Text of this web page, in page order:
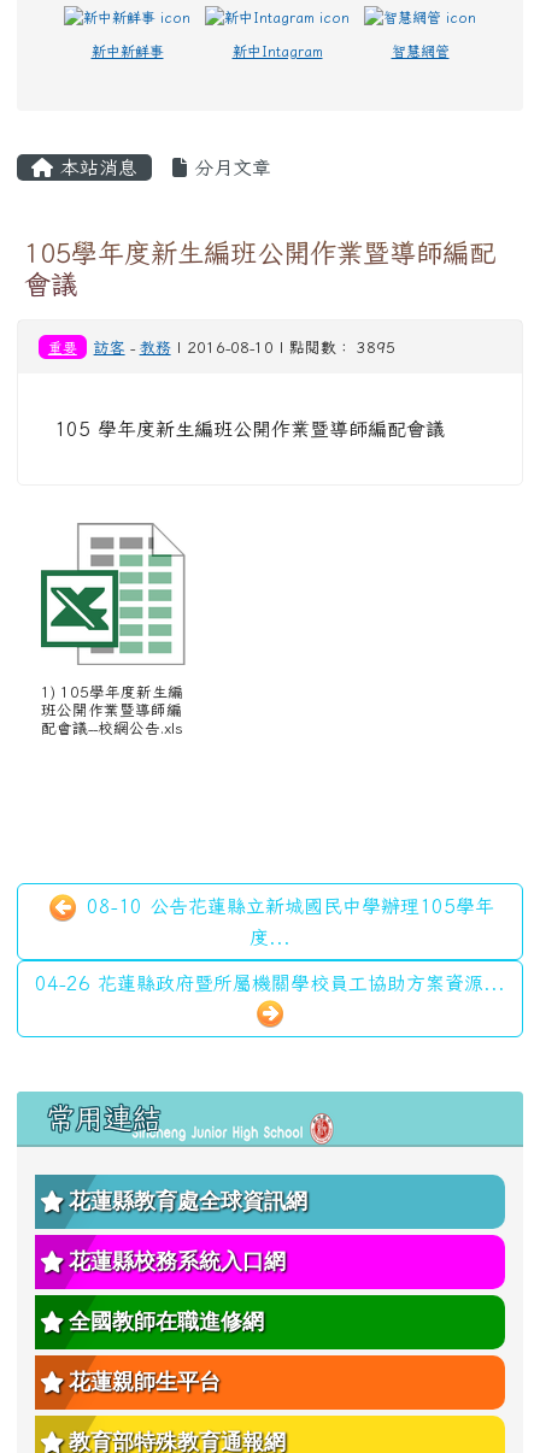
新中新鮮事 新中Intagram 智慧網管
本站消息 分月文章
105學年度新生編班公開作業暨導師編配
會議
重要 訪客 - 教務| 2016-08-10 | 點閱數： 3895
105 學年度新生編班公開作業暨導師編配會議
1) 105學年度新生編
班公開作業暨導師編
配會議--校網公告.xls
08-10 公告花蓮縣立新城國民中學辦理105學年
度...
04-26 花蓮縣政府暨所屬機關學校員工協助方案資源...
左邊區域內容
常用連結
花蓮縣教育處全球資訊網
花蓮縣校務系統入口網
全國教師在職進修網
花蓮親師生平台
教育部特殊教育通報網